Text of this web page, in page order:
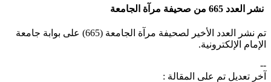
نشر العدد 665 من صحيفة مرآة الجامعة
تم نشر العدد الأخير لصحيفة مرآة الجامعة (665) على بوابة جامعة
الإمام الإلكترونية.
--
آخر تعديل تم على المقالة :